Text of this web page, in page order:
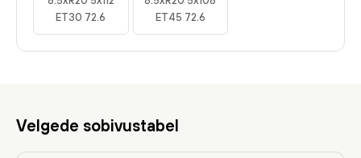
ET30 72.6
ET45 72.6
Velgede sobivustabel